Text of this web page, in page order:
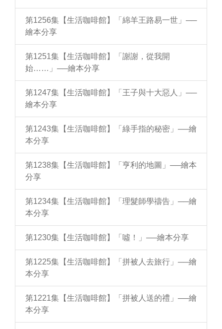
第1256集【生活咖啡館】「綿羊王路易一世」──
繪本分享
第1251集【生活咖啡館】「謝謝，從我開
始……」──繪本分享
第1247集【生活咖啡館】「王子與十大惡人」──
繪本分享
第1243集【生活咖啡館】「綠手指的秘密」──繪
本分享
第1238集【生活咖啡館】「亨利的地圖」──繪本
分享
第1234集【生活咖啡館】「理髮師學禱告」──繪
本分享
第1230集【生活咖啡館】「噓！」──繪本分享
第1225集【生活咖啡館】「拼被人去旅行」──繪
本分享
第1221集【生活咖啡館】「拼被人送的禮」──繪
本分享